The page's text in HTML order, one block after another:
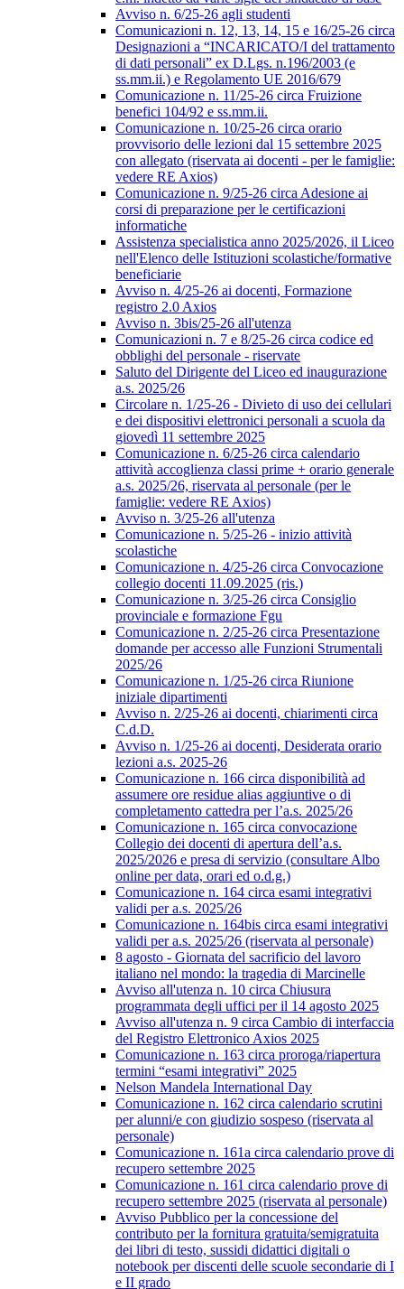
Avviso n. 6/25-26 agli studenti
Comunicazioni n. 12, 13, 14, 15 e 16/25-26 circa
Designazioni a “INCARICATO/I del trattamento
di dati personali” ex D.Lgs. n.196/2003 (e
ss.mm.ii.) e Regolamento UE 2016/679
Comunicazione n. 11/25-26 circa Fruizione
benefici 104/92 e ss.mm.ii.
Comunicazione n. 10/25-26 circa orario
provvisorio delle lezioni dal 15 settembre 2025
con allegato (riservata ai docenti - per le famiglie:
vedere RE Axios)
Comunicazione n. 9/25-26 circa Adesione ai
corsi di preparazione per le certificazioni
informatiche
Assistenza specialistica anno 2025/2026, il Liceo
nell'Elenco delle Istituzioni scolastiche/formative
beneficiarie
Avviso n. 4/25-26 ai docenti, Formazione
registro 2.0 Axios
Avviso n. 3bis/25-26 all'utenza
Comunicazioni n. 7 e 8/25-26 circa codice ed
obblighi del personale - riservate
Saluto del Dirigente del Liceo ed inaugurazione
a.s. 2025/26
Circolare n. 1/25-26 - Divieto di uso dei cellulari
e dei dispositivi elettronici personali a scuola da
giovedì 11 settembre 2025
Comunicazione n. 6/25-26 circa calendario
attività accoglienza classi prime + orario generale
a.s. 2025/26, riservata al personale (per le
famiglie: vedere RE Axios)
Avviso n. 3/25-26 all'utenza
Comunicazione n. 5/25-26 - inizio attività
scolastiche
Comunicazione n. 4/25-26 circa Convocazione
collegio docenti 11.09.2025 (ris.)
Comunicazione n. 3/25-26 circa Consiglio
provinciale e formazione Fgu
Comunicazione n. 2/25-26 circa Presentazione
domande per accesso alle Funzioni Strumentali
2025/26
Comunicazione n. 1/25-26 circa Riunione
iniziale dipartimenti
Avviso n. 2/25-26 ai docenti, chiarimenti circa
C.d.D.
Avviso n. 1/25-26 ai docenti, Desiderata orario
lezioni a.s. 2025-26
Comunicazione n. 166 circa disponibilità ad
assumere ore residue alias aggiuntive o di
completamento cattedra per l’a.s. 2025/26
Comunicazione n. 165 circa convocazione
Collegio dei docenti di apertura dell’a.s.
2025/2026 e presa di servizio (consultare Albo
online per data, orari ed o.d.g.)
Comunicazione n. 164 circa esami integrativi
validi per a.s. 2025/26
Comunicazione n. 164bis circa esami integrativi
validi per a.s. 2025/26 (riservata al personale)
8 agosto - Giornata del sacrificio del lavoro
italiano nel mondo: la tragedia di Marcinelle
Avviso all'utenza n. 10 circa Chiusura
programmata degli uffici per il 14 agosto 2025
Avviso all'utenza n. 9 circa Cambio di interfaccia
del Registro Elettronico Axios 2025
Comunicazione n. 163 circa proroga/riapertura
termini “esami integrativi” 2025
Nelson Mandela International Day
Comunicazione n. 162 circa calendario scrutini
per alunni/e con giudizio sospeso (riservata al
personale)
Comunicazione n. 161a circa calendario prove di
recupero settembre 2025
Comunicazione n. 161 circa calendario prove di
recupero settembre 2025 (riservata al personale)
Avviso Pubblico per la concessione del
contributo per la fornitura gratuita/semigratuita
dei libri di testo, sussidi didattici digitali o
notebook per discenti delle scuole secondarie di I
e II grado